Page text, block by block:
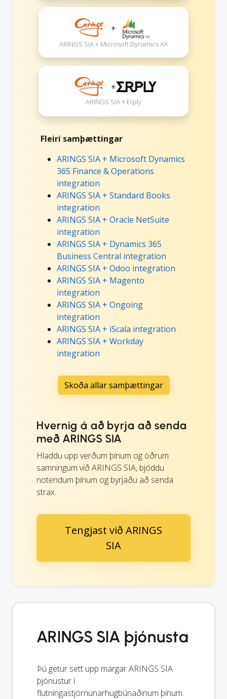
+
ARINGS SIA + Microsoft Dynamics AX
+
ARINGS SIA + Erply
Fleiri samþættingar
ARINGS SIA + Microsoft Dynamics
365 Finance & Operations
integration
ARINGS SIA + Standard Books
integration
ARINGS SIA + Oracle NetSuite
integration
ARINGS SIA + Dynamics 365
Business Central integration
ARINGS SIA + Odoo integration
ARINGS SIA + Magento
integration
ARINGS SIA + Ongoing
integration
ARINGS SIA + iScala integration
ARINGS SIA + Workday
integration
Skoða allar samþættingar
Hvernig á að byrja að senda
með ARINGS SIA
Hladdu upp verðum þínum og öðrum
samningum við ARINGS SIA, bjóddu
notendum þínum og byrjaðu að senda
strax.
Tengjast við ARINGS
SIA
ARINGS SIA þjónusta
Þú getur sett upp margar ARINGS SIA
þjónustur í
flutningastjórnunarhugbúnaðinum þínum.